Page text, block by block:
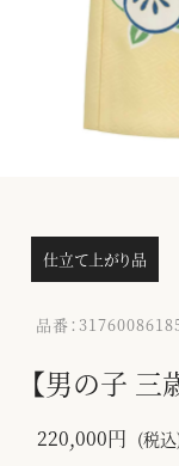
仕立て上がり品
品番：
【男の子 三
220,000円 (税